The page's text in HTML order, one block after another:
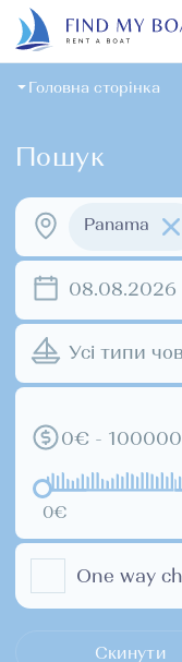
Головна сторінка
Пошук
Panama
08.08.2026
Усі типи
0€ -
0€
One way
Скинути